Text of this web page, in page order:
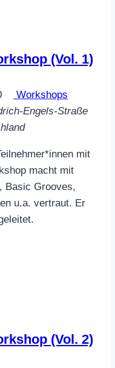
(Vol. 1)
Workshops
Engels-Straße
mit
macht mit
Basic Grooves,
u.a. vertraut. Er
(Vol. 2)